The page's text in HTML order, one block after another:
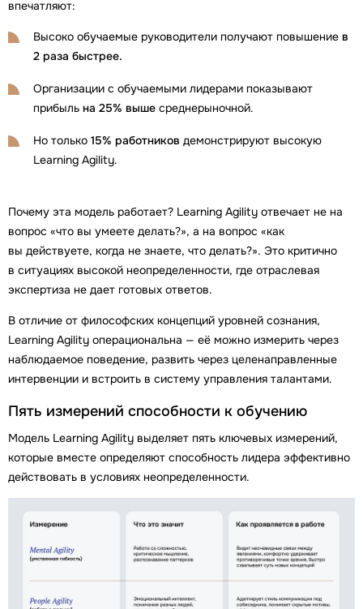
впечатляют:
Высоко обучаемые руководители получают повышение в
2 раза быстрее.
Организации с обучаемыми лидерами показывают
прибыль на 25% выше среднерыночной.
Но только 15% работников демонстрируют высокую
Learning Аgility.
Почему эта модель работает? Learning Agility отвечает не на
вопрос «что вы умеете делать?», а на вопрос «как
вы действуете, когда не знаете, что делать?». Это критично
в ситуациях высокой неопределенности, где отраслевая
экспертиза не дает готовых ответов.
В отличие от философских концепций уровней сознания,
Learning Agility операциональна — её можно измерить через
наблюдаемое поведение, развить через целенаправленные
интервенции и встроить в систему управления талантами.
Пять измерений способности к обучению
Модель Learning Agility выделяет пять ключевых измерений,
которые вместе определяют способность лидера эффективно
действовать в условиях неопределенности.